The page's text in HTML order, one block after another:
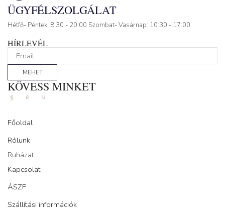
ÜGYFÉLSZOLGÁLAT
Hétfő- Péntek: 8:30 - 20:00 Szombat- Vasárnap: 10:30 - 17:00
HÍRLEVÉL
MEHET
KÖVESS MINKET
FacebookInstagram
Tik-
Főoldal
Rólunk
Ruházat
Kapcsolat
ÁSZF
Szállítási információk